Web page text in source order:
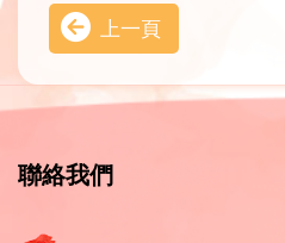
上一頁
聯絡我們